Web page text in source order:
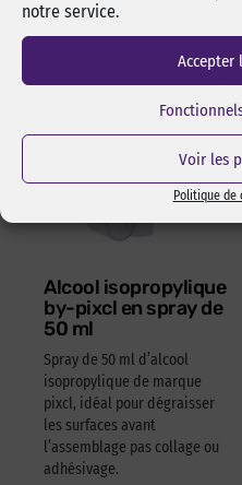
notre service.
Accepter
Voir les
Politique
Les
Alcool isopropylique
by-pixcl en spray de
50 ml
Spray de 50 ml d’alcool
isopropylique de marque
pixcl, idéal pour dégraisser
les surfaces avant
l’assemblage pas collage ou
adhésivage.